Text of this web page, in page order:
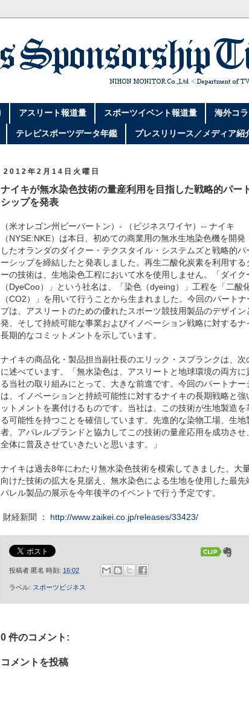
アスリート報道量 スポーツイベント報道量 海外コ
テレビスポーツデータ年鑑 プレスリリース／メディア紹
2012年2月14日火曜日
ナイキが無水染色技術の量産利用を目指した戦略的パー
シップを発表
（米オレゴン州ビーバートン）- （ビジネスワイヤ）-- ナイキ
（NYSE:NKE）は本日、初めての商業用の無水生地染色機を開発
したオランダのダイクー・テクスタイル・システムズと戦略的パ
ーシップを締結したと発表しました。再生二酸化炭素を利用する
ーの技術は、生地染色工程において水を使用しません。「ダイク
（DyeCoo）」という社名は、「染色（dyeing）」工程を「二酸
（CO2）」を用いて行うことから生まれました。今回のパートナ
プは、アスリートのための優れたスポーツ競技用製品のデザイン
発、そして持続可能な事業およびイノベーション戦略に対するナ
長期的なコミットメントを示しています。
ナイキの商品化・製品担当副社長のエリック・スプランクは、次
に述べています。「無水染色は、アスリートと地球環境の両方に
る当社の取り組みにとって、大きな前進です。今回のパートナー
は、イノベーションと持続可能性に対するナイキの長期戦略と強
ットメントを裏付けるものです。当社は、この技術が生地製造を
る可能性を持つことを確信しています。先進的な染物工場、生地
者、アパレルブランドと協力してこの技術の量産応用を成功させ
全体に普及させていきたいと思います。」
ナイキは過去8年にわたり無水染色技術を模索してきました。大
向けた技術の拡大を見据え、無水染色による生地を使用した最先
パレル製品の展示を今年後半のイベントで行う予定です。
財経新聞 ： http://www.zaikei.co.jp/releases/33423/
投稿者 匿名 時刻: 16:02
ラベル: スポーツビジネス
0 件のコメント:
コメントを投稿